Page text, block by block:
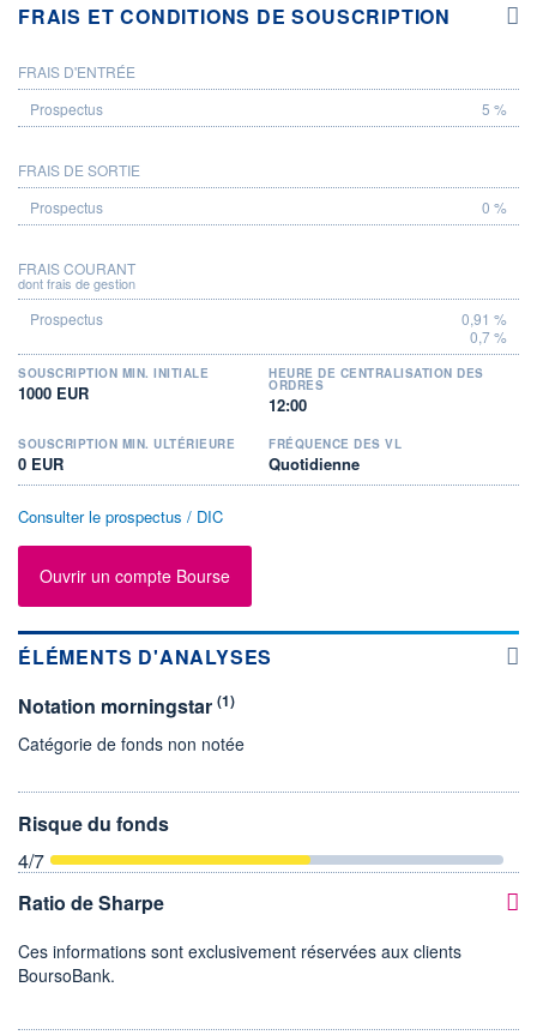
FRAIS ET CONDITIONS DE SOUSCRIPTION
PROSPECTUS
FRAIS D'ENTRÉE
5 %
FRAIS DE SORTIE
0 %
FRAIS COURANT
dont frais de gestion
0,91 %
0,7 %
SOUSCRIPTION MIN. INITIALE
1000 EUR
HEURE DE CENTRALISATION DES
ORDRES
12:00
SOUSCRIPTION MIN. ULTÉRIEURE
0 EUR
FRÉQUENCE DES VL
Quotidienne
Consulter le prospectus / DIC
Ouvrir un compte Bourse
ÉLÉMENTS D'ANALYSES
Notation morningstar (1)
Catégorie de fonds non notée
Risque du fonds
4/7
Ratio de Sharpe
Ces informations sont exclusivement réservées aux clients
BoursoBank.